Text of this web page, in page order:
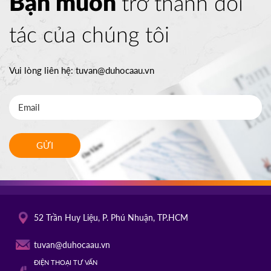
tác của chúng tôi
Vui lòng liên hệ:tuvan@duhocaau.vn
GỬI
52 Trần Huy Liệu, P. Phú Nhuận, TP.HCM
tuvan@duhocaau.vn
ĐIỆN THOẠI TƯ VẤN